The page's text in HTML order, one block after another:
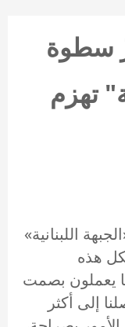
سطوة
تهزم
اللبنانية»
هذه
يعملون بصمت
إلى أكثر